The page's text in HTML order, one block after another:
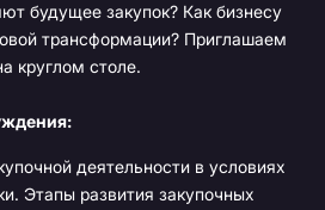
будущее закупок? Как бизнесу
трансформации? Приглашаем
круглом столе.
деятельности в условиях
Этапы развития закупочных